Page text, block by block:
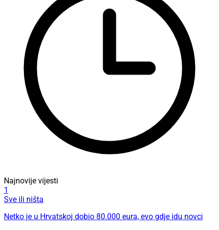
Najnovije vijesti
1
Sve ili ništa
Netko je u Hrvatskoj dobio 80.000 eura, evo gdje idu novci